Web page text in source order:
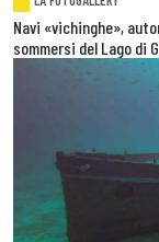
Navi «vichinghe»,
sommersi del Lago di